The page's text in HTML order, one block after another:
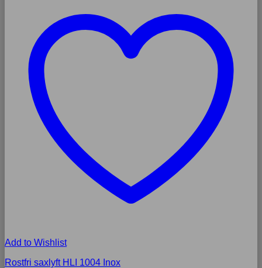
Add to Wishlist
Rostfri saxlyft HLI 1004 Inox